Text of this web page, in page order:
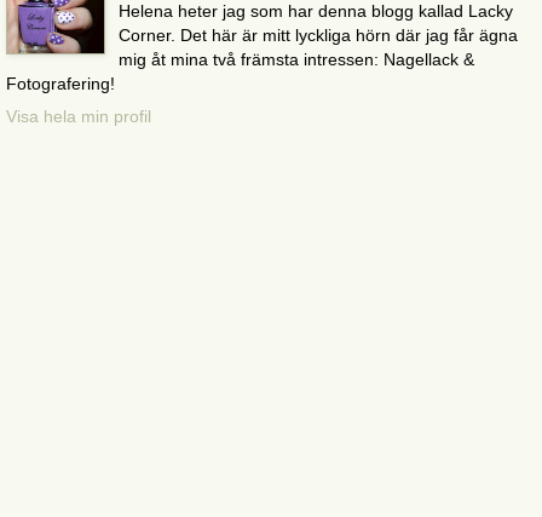
Helena heter jag som har denna blogg kallad Lacky
Corner. Det här är mitt lyckliga hörn där jag får ägna
mig åt mina två främsta intressen: Nagellack &
Fotografering!
Visa hela min profil